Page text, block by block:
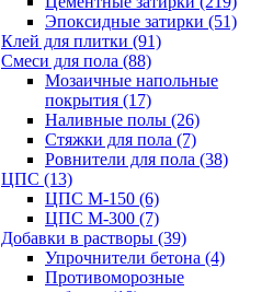
Эпоксидные затирки (51)
Клей для плитки (91)
Смеси для пола (88)
Мозаичные напольные
покрытия (17)
Наливные полы (26)
Стяжки для пола (7)
Ровнители для пола (38)
ЦПС (13)
ЦПС М-150 (6)
ЦПС М-300 (7)
Добавки в растворы (39)
Упрочнители бетона (4)
Противоморозные